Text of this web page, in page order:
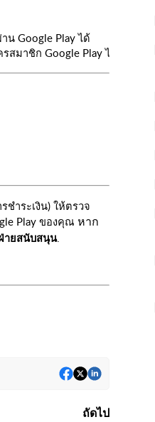
Google Play ได้
มาชิก Google Play ได้ที่
ชำระเงิน) ให้ตรวจ
Play ของคุณ หาก
ยสนับสนุน.
ถัดไป